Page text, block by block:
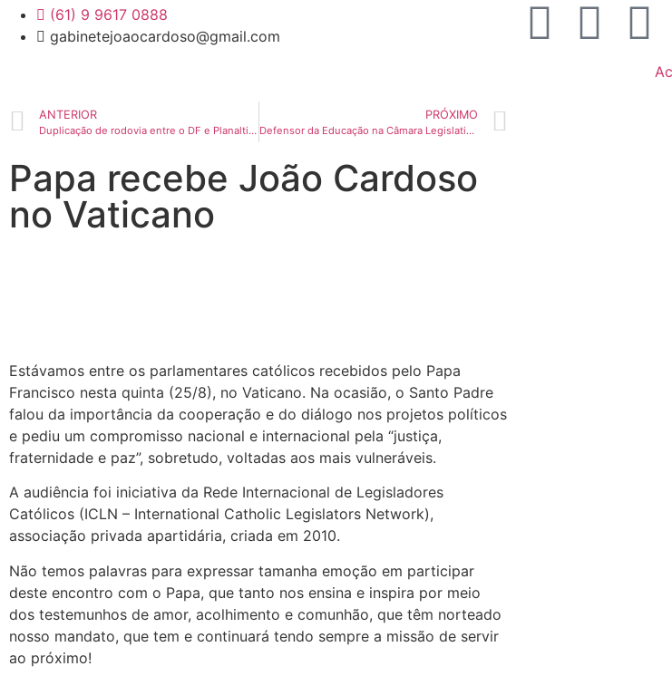
(61) 9 9617 0888
gabinetejoaocardoso@gmail.com
ANTERIOR
Duplicação de rodovia entre o DF e Planaltina de Goiás é debatida em audiência
PRÓXIMO
Defensor da Educação na Câmara Legislativa, deputado João Cardoso busca a reeleição
Papa recebe João Cardoso
no Vaticano
Estávamos entre os parlamentares católicos recebidos pelo Papa
Francisco nesta quinta (25/8), no Vaticano. Na ocasião, o Santo Padre
falou da importância da cooperação e do diálogo nos projetos políticos
e pediu um compromisso nacional e internacional pela “justiça,
fraternidade e paz”, sobretudo, voltadas aos mais vulneráveis.
A audiência foi iniciativa da Rede Internacional de Legisladores
Católicos (ICLN – International Catholic Legislators Network),
associação privada apartidária, criada em 2010.
Não temos palavras para expressar tamanha emoção em participar
deste encontro com o Papa, que tanto nos ensina e inspira por meio
dos testemunhos de amor, acolhimento e comunhão, que têm norteado
nosso mandato, que tem e continuará tendo sempre a missão de servir
ao próximo!